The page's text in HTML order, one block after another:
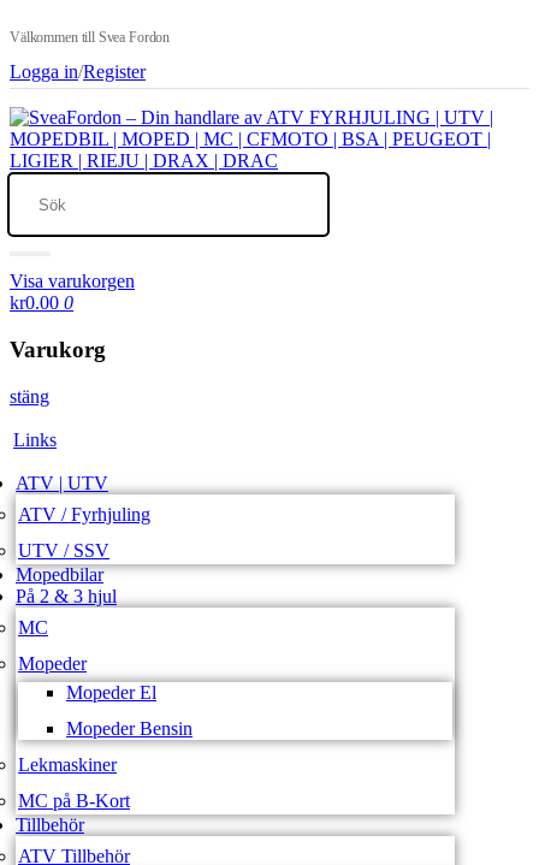
Välkommen till Svea Fordon
Logga in/Register
Visa varukorgen
kr0.00 0
Varukorg
stäng
Links
ATV | UTV
ATV / Fyrhjuling
UTV / SSV
Mopedbilar
På 2 & 3 hjul
MC
Mopeder
Mopeder El
Mopeder Bensin
Lekmaskiner
MC på B-Kort
Tillbehör
ATV Tillbehör